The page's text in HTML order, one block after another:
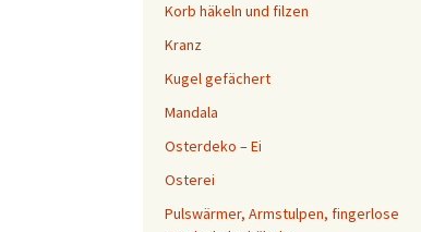
Korb häkeln und filzen
Kranz
Kugel gefächert
Mandala
Osterdeko – Ei
Osterei
Pulswärmer, Armstulpen, fingerlose